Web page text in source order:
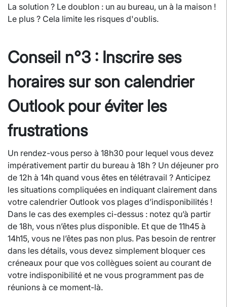
La solution ? Le doublon : un au bureau, un à la maison !
Le plus ? Cela limite les risques d'oublis.
Conseil n°3 : Inscrire ses
horaires sur son calendrier
Outlook pour éviter les
frustrations
Un rendez-vous perso à 18h30 pour lequel vous devez
impérativement partir du bureau à 18h ? Un déjeuner pro
de 12h à 14h quand vous êtes en télétravail ? Anticipez
les situations compliquées en indiquant clairement dans
votre calendrier Outlook vos plages d’indisponibilités !
Dans le cas des exemples ci-dessus : notez qu’à partir
de 18h, vous n’êtes plus disponible. Et que de 11h45 à
14h15, vous ne l’êtes pas non plus. Pas besoin de rentrer
dans les détails, vous devez simplement bloquer ces
créneaux pour que vos collègues soient au courant de
votre indisponibilité et ne vous programment pas de
réunions à ce moment-là.